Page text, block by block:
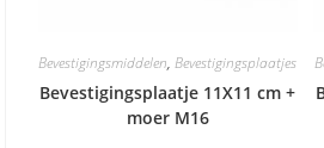
Bevestigingsmiddelen,Bevestigingsplaatjes
Bevestigingsplaatje 11X11 cm +
moer M16